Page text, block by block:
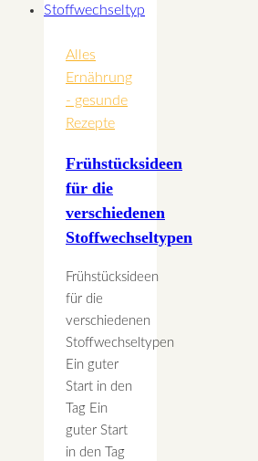
Alles
Ernährung
- gesunde
Rezepte
Frühstücksideen
für die
verschiedenen
Stoffwechseltypen
Frühstücksideen
für die
verschiedenen
Stoffwechseltypen
Ein guter
Start in den
Tag Ein
guter Start
in den Tag